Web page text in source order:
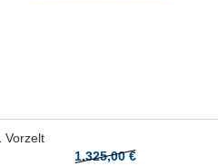
1.325,00 €